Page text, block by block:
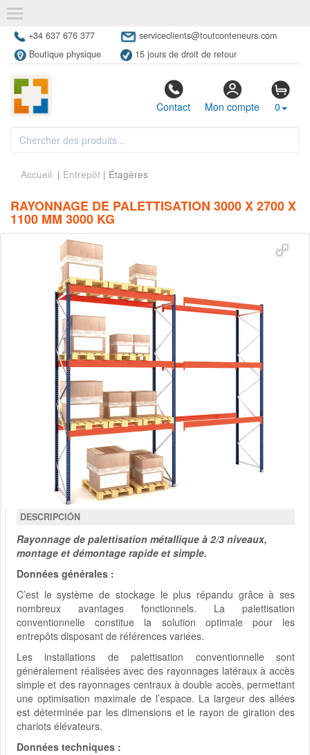
+34 637 676 377
serviceclients@toutconteneurs.com
Boutique physique
15 jours de droit de retour
Contact Mon compte 0
Accueil | Entrepôt | Étagères
RAYONNAGE DE PALETTISATION 3000 X 2700 X
1100 MM 3000 KG
DESCRIPCIÓN
Rayonnage de palettisation métallique à 2/3 niveaux,
montage et démontage rapide et simple.
Données générales :
C’est le système de stockage le plus répandu grâce à ses
nombreux avantages fonctionnels. La palettisation
conventionnelle constitue la solution optimale pour les
entrepôts disposant de références variées.
Les installations de palettisation conventionnelle sont
généralement réalisées avec des rayonnages latéraux à accès
simple et des rayonnages centraux à double accès, permettant
une optimisation maximale de l’espace. La largeur des allées
est déterminée par les dimensions et le rayon de giration des
chariots élévateurs.
Données techniques :